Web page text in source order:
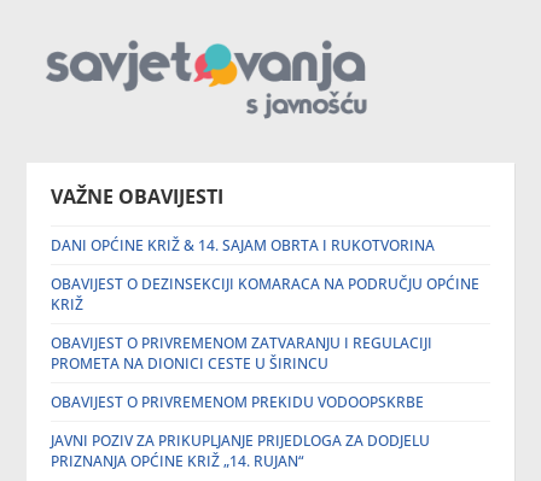
VAŽNE OBAVIJESTI
DANI OPĆINE KRIŽ & 14. SAJAM OBRTA I RUKOTVORINA
OBAVIJEST O DEZINSEKCIJI KOMARACA NA PODRUČJU OPĆINE
KRIŽ
OBAVIJEST O PRIVREMENOM ZATVARANJU I REGULACIJI
PROMETA NA DIONICI CESTE U ŠIRINCU
OBAVIJEST O PRIVREMENOM PREKIDU VODOOPSKRBE
JAVNI POZIV ZA PRIKUPLJANJE PRIJEDLOGA ZA DODJELU
PRIZNANJA OPĆINE KRIŽ „14. RUJAN“